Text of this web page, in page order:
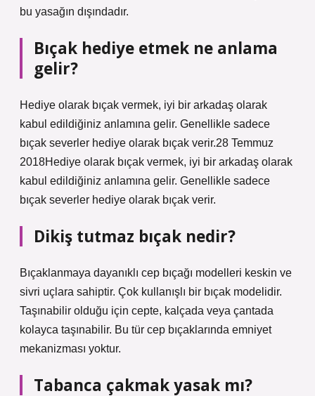
bu yasağın dışındadır.
Bıçak hediye etmek ne anlama
gelir?
Hediye olarak bıçak vermek, iyi bir arkadaş olarak
kabul edildiğiniz anlamına gelir. Genellikle sadece
bıçak severler hediye olarak bıçak verir.28 Temmuz
2018Hediye olarak bıçak vermek, iyi bir arkadaş olarak
kabul edildiğiniz anlamına gelir. Genellikle sadece
bıçak severler hediye olarak bıçak verir.
Dikiş tutmaz bıçak nedir?
Bıçaklanmaya dayanıklı cep bıçağı modelleri keskin ve
sivri uçlara sahiptir. Çok kullanışlı bir bıçak modelidir.
Taşınabilir olduğu için cepte, kalçada veya çantada
kolayca taşınabilir. Bu tür cep bıçaklarında emniyet
mekanizması yoktur.
Tabanca çakmak yasak mı?